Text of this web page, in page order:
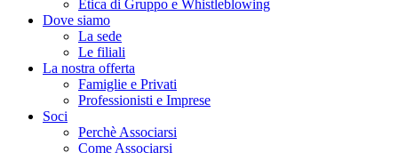
Etica di Gruppo e Whistleblowing
Dove siamo
La sede
Le filiali
La nostra offerta
Famiglie e Privati
Professionisti e Imprese
Soci
Perchè Associarsi
Come Associarsi